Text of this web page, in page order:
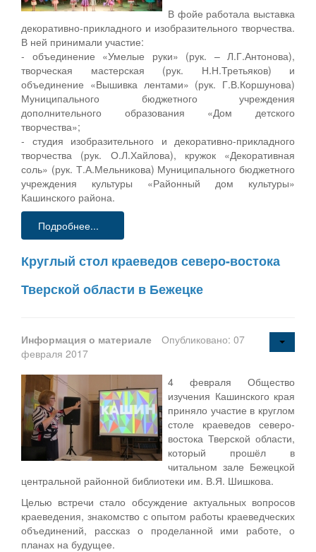
В фойе работала выставка
декоративно-прикладного и изобразительного творчества.
В ней принимали участие:
- объединение «Умелые руки» (рук. – Л.Г.Антонова),
творческая мастерская (рук. Н.Н.Третьяков) и
объединение «Вышивка лентами» (рук. Г.В.Коршунова)
Муниципального бюджетного учреждения
дополнительного образования «Дом детского
творчества»;
- студия изобразительного и декоративно-прикладного
творчества (рук. О.Л.Хайлова), кружок «Декоративная
соль» (рук. Т.А.Мельникова) Муниципального бюджетного
учреждения культуры «Районный дом культуры»
Кашинского района.
Подробнее...
Круглый стол краеведов северо-востока
Тверской области в Бежецке
Информация о материале
Опубликовано: 07
февраля 2017
4 февраля Общество
изучения Кашинского края
приняло участие в круглом
столе краеведов северо-
востока Тверской области,
который прошёл в
читальном зале Бежецкой
центральной районной библиотеки им. В.Я. Шишкова.
Целью встречи стало обсуждение актуальных вопросов
краеведения, знакомство с опытом работы краеведческих
объединений, рассказ о проделанной ими работе, о
планах на будущее.